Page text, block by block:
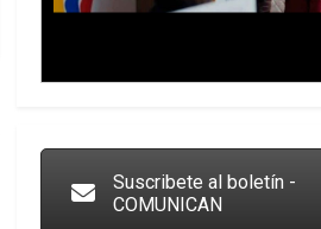
Suscribete al boletín -
COMUNICAN